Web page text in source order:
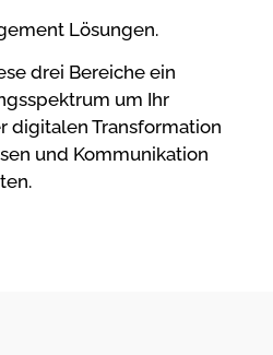
Lösungen.
drei Bereiche ein
um Ihr
digitalen Transformation
und Kommunikation